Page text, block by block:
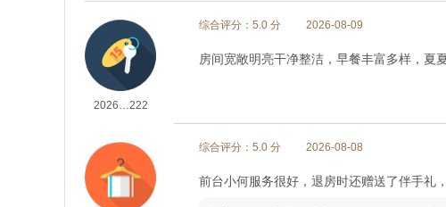
2026…222
综合评分：5.0 分 2026-08-09
房间宽敞明亮干净整洁，早餐丰富多样，夏
综合评分：5.0 分 2026-08-08
前台小何服务很好，退房时还赠送了伴手礼